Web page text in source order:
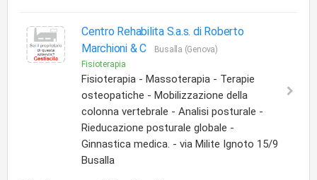
Centro Rehabilita S.a.s. di Roberto
Marchioni & C
Busalla (Genova)
Fisioterapia
Fisioterapia - Massoterapia - Terapie
osteopatiche - Mobilizzazione della
colonna vertebrale - Analisi posturale -
Rieducazione posturale globale -
Ginnastica medica. - via Milite Ignoto 15/9
Busalla